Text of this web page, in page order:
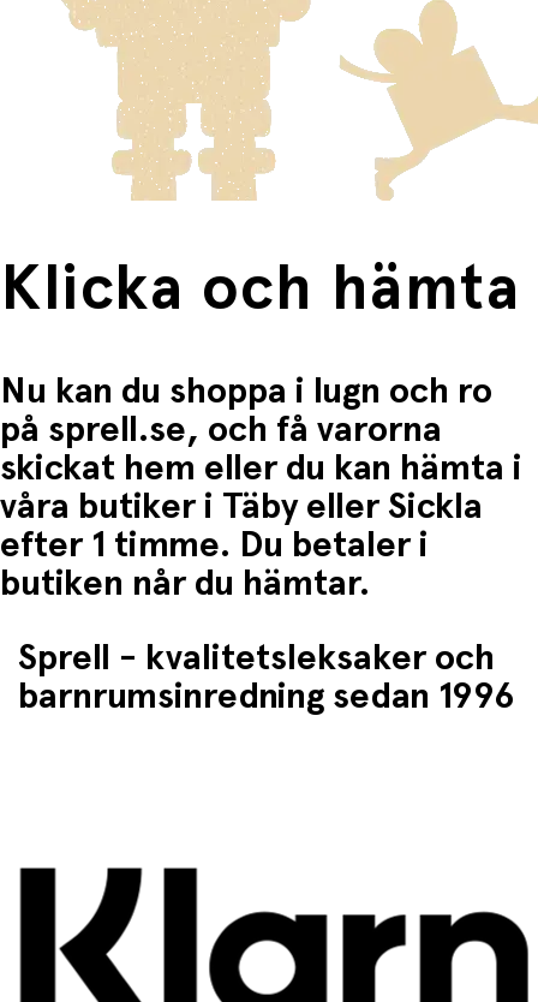
delta i påskförberedelserna och skapa minnesvärda
stunder tillsammans.
Varor som är för stora för att skickas som vanlig post
skickas med Posten/Brings tjänst
Home Delivery
. Detta
innebär en högre fraktkostnad.
Produkter som omfattas av detta är tydligt märkta, och
frakten för dessa varor visas i kassan.
Fri frakt när du handlar för mer än 1500:-
Klicka och hämta:
Du betalar när du hämtar varorna i butiken.
Klicka och hämta
Nu kan du shoppa i lugn och ro
på sprell.se, och få varorna
skickat hem eller du kan hämta i
våra butiker i Täby eller Sickla
efter 1 timme. Du betaler i
butiken når du hämtar.
Sprell - kvalitetsleksaker och
barnrumsinredning sedan 1996